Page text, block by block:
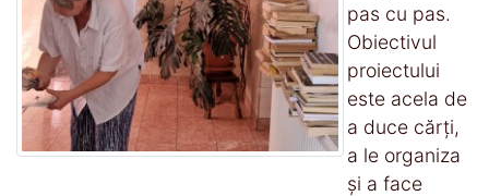
pas cu pas.
Obiectivul
proiectului
este acela de
a duce cărți,
a le organiza
și a face